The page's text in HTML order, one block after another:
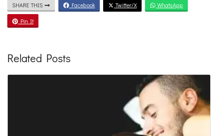
SHARE THIS Facebook Twitter/X WhatsApp
Pin It
Related Posts